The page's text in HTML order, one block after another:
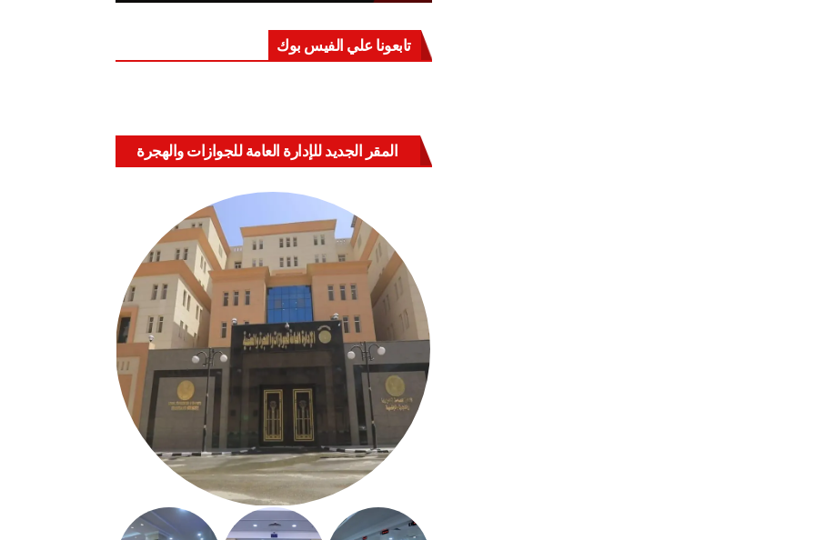
تابعونا علي الفيس بوك
المقر الجديد للإدارة العامة للجوازات والهجرة